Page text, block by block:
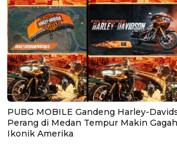
PUBG MOBILE Gandeng Harley-
Perang di Medan Tempur Makin
Ikonik Amerika